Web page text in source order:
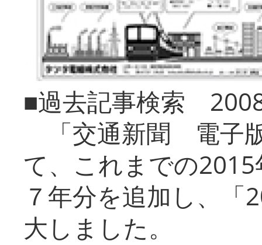
■過去記事検索
「交通新聞 電子
て、これまでの
７年分を追加し、「
大しまし